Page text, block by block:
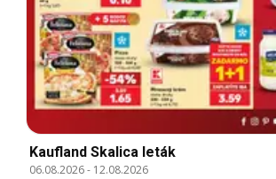
Kaufland Skalica leták
06.08.2026- 12.08.2026